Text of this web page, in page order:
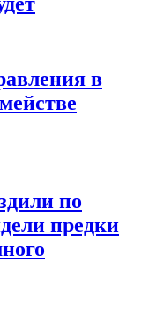
в
по
предки